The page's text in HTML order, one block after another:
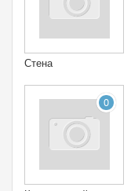
Стена
0